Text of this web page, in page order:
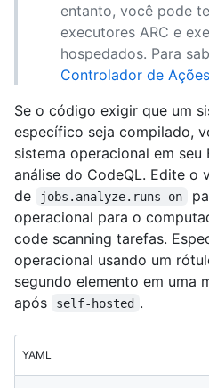
entanto, você pode
executores ARC e
hospedados. Para
Controlador de
Se o código exigir que um
específico seja compilado,
sistema operacional em
análise do CodeQL. Edite o
de
jobs.analyze.runs-on
operacional para o
code scanning tarefas.
operacional usando um
segundo elemento em uma
após
self-hosted .
YAML